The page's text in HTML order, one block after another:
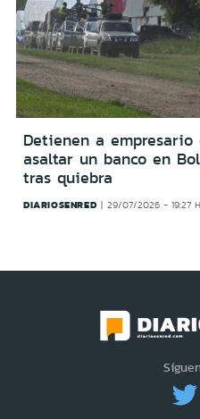
Detienen a
asaltar un banco en
tras quiebra
DIARIOSENRED 29/07/2026 - 19:27